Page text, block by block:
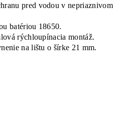
pred vodou v nepriaznivom
batériou 18650.
rýchloupínacia montáž.
na lištu o šírke 21 mm.